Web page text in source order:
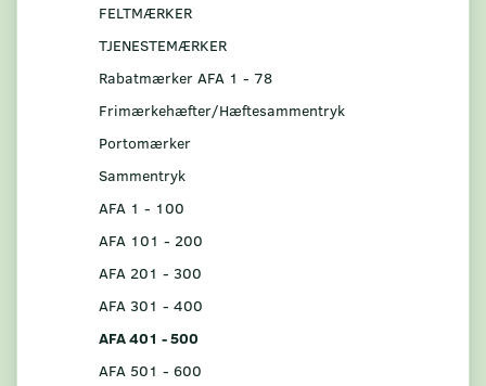
FELTMÆRKER
TJENESTEMÆRKER
Rabatmærker AFA 1 - 78
Frimærkehæfter/Hæftesammentryk
Portomærker
Sammentryk
AFA 1 - 100
AFA 101 - 200
AFA 201 - 300
AFA 301 - 400
AFA 401 - 500
AFA 501 - 600